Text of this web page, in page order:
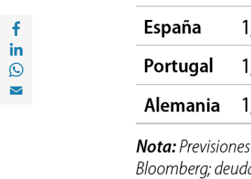
Compartir en Facebook (opens in
Compartir en with Linkedin
Compartir en with Whatsapp
Compartir en Email (opens in a